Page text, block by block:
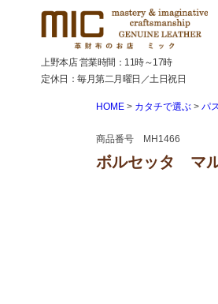
上野本店 営業時間：11時～17時
定休日：毎月第二月曜日／土日祝日
HOME カタチで選ぶ パ
商品番号 MH1466
ボルセッタ マ